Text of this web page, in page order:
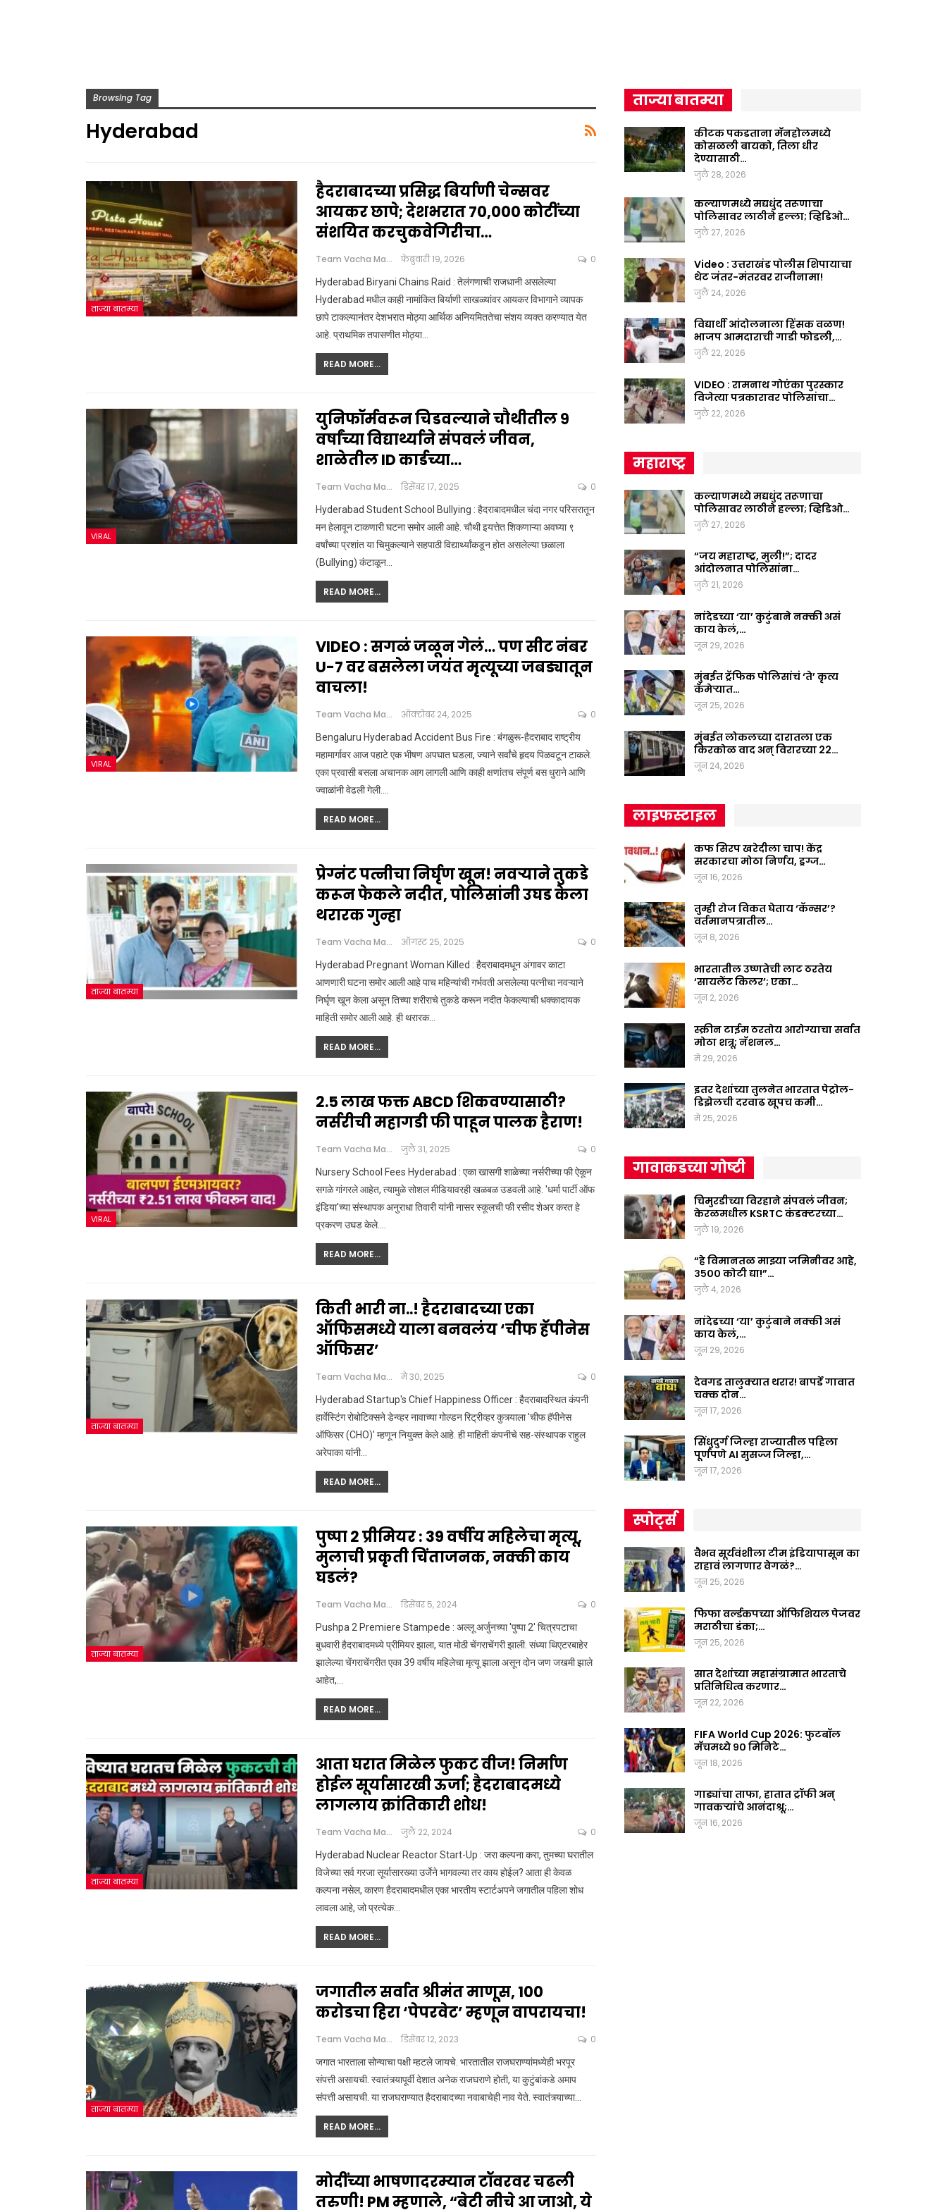
Browsing Tag
Hyderabad
ताज्या बातम्या
हैदराबादच्या प्रसिद्ध बिर्याणी चेन्सवर
आयकर छापे; देशभरात 70,000 कोटींच्या
संशयित करचुकवेगिरीचा…
Team Vacha Marathi फेब्रुवारी 19, 2026 0
Hyderabad Biryani Chains Raid : तेलंगणाची राजधानी असलेल्या
Hyderabad मधील काही नामांकित बिर्याणी साखळ्यांवर आयकर विभागाने व्यापक
छापे टाकल्यानंतर देशभरात मोठ्या आर्थिक अनियमिततेचा संशय व्यक्त करण्यात येत
आहे. प्राथमिक तपासणीत मोठ्या…
READ MORE...
VIRAL
युनिफॉर्मवरून चिडवल्याने चौथीतील ९
वर्षांच्या विद्यार्थ्याने संपवलं जीवन,
शाळेतील ID कार्डच्या…
Team Vacha Marathi डिसेंबर 17, 2025 0
Hyderabad Student School Bullying : हैदराबादमधील चंदा नगर परिसरातून
मन हेलावून टाकणारी घटना समोर आली आहे. चौथी इयत्तेत शिकणाऱ्या अवघ्या ९
वर्षांच्या प्रशांत या चिमुकल्याने सहपाठी विद्यार्थ्यांकडून होत असलेल्या छळाला
(Bullying) कंटाळून…
READ MORE...
VIRAL
VIDEO : सगळं जळून गेलं… पण सीट नंबर
U-7 वर बसलेला जयंत मृत्यूच्या जबड्यातून
वाचला!
Team Vacha Marathi ऑक्टोबर 24, 2025 0
Bengaluru Hyderabad Accident Bus Fire : बंगळुरू-हैदराबाद राष्ट्रीय
महामार्गावर आज पहाटे एक भीषण अपघात घडला, ज्याने सर्वांचे हृदय पिळवटून टाकले.
एका प्रवासी बसला अचानक आग लागली आणि काही क्षणांतच संपूर्ण बस धुराने आणि
ज्वाळांनी वेढली गेली.…
READ MORE...
ताज्या बातम्या
प्रेग्नंट पत्नीचा निर्घृण खून! नवऱ्याने तुकडे
करून फेकले नदीत, पोलिसांनी उघड केला
थरारक गुन्हा
Team Vacha Marathi ऑगस्ट 25, 2025 0
Hyderabad Pregnant Woman Killed : हैदराबादमधून अंगावर काटा
आणणारी घटना समोर आली आहे पाच महिन्यांची गर्भवती असलेल्या पत्नीचा नवऱ्याने
निर्घृण खून केला असून तिच्या शरीराचे तुकडे करून नदीत फेकल्याची धक्कादायक
माहिती समोर आली आहे. ही थरारक…
READ MORE...
VIRAL
2.5 लाख फक्त ABCD शिकवण्यासाठी?
नर्सरीची महागडी फी पाहून पालक हैराण!
Team Vacha Marathi जुलै 31, 2025 0
Nursery School Fees Hyderabad : एका खासगी शाळेच्या नर्सरीच्या फी ऐकून
सगळे गांगरले आहेत, त्यामुळे सोशल मीडियावरही खळबळ उडवली आहे. 'धर्मा पार्टी ऑफ
इंडिया'च्या संस्थापक अनुराधा तिवारी यांनी नासर स्कूलची फी रसीद शेअर करत हे
प्रकरण उघड केले.…
READ MORE...
ताज्या बातम्या
किती भारी ना..! हैदराबादच्या एका
ऑफिसमध्ये याला बनवलंय ‘चीफ हॅपीनेस
ऑफिसर’
Team Vacha Marathi मे 30, 2025 0
Hyderabad Startup's Chief Happiness Officer : हैदराबादस्थित कंपनी
हार्वेस्टिंग रोबोटिक्सने डेन्व्हर नावाच्या गोल्डन रिट्रीव्हर कुत्र्याला 'चीफ हॅपीनेस
ऑफिसर (CHO)' म्हणून नियुक्त केले आहे. ही माहिती कंपनीचे सह-संस्थापक राहुल
अरेपाका यांनी…
READ MORE...
ताज्या बातम्या
पुष्पा 2 प्रीमियर : 39 वर्षीय महिलेचा मृत्यू,
मुलाची प्रकृती चिंताजनक, नक्की काय
घडलं?
Team Vacha Marathi डिसेंबर 5, 2024 0
Pushpa 2 Premiere Stampede : अल्लू अर्जुनच्या 'पुष्पा 2' चित्रपटाचा
बुधवारी हैदराबादमध्ये प्रीमियर झाला, यात मोठी चेंगराचेंगरी झाली. संध्या थिएटरबाहेर
झालेल्या चेंगराचेंगरीत एका 39 वर्षीय महिलेचा मृत्यू झाला असून दोन जण जखमी झाले
आहेत,…
READ MORE...
ताज्या बातम्या
आता घरात मिळेल फुकट वीज! निर्माण
होईल सूर्यासारखी ऊर्जा; हैदराबादमध्ये
लागलाय क्रांतिकारी शोध!
Team Vacha Marathi जुलै 22, 2024 0
Hyderabad Nuclear Reactor Start-Up : जरा कल्पना करा, तुमच्या घरातील
विजेच्या सर्व गरजा सूर्यासारख्या उर्जेने भागवल्या तर काय होईल? आता ही केवळ
कल्पना नसेल, कारण हैदराबादमधील एका भारतीय स्टार्टअपने जगातील पहिला शोध
लावला आहे, जो प्रत्येक…
READ MORE...
ताज्या बातम्या
जगातील सर्वात श्रीमंत माणूस, 100
करोडचा हिरा ‘पेपरवेट’ म्हणून वापरायचा!
Team Vacha Marathi डिसेंबर 12, 2023 0
जगात भारताला सोन्याचा पक्षी म्हटले जायचे. भारतातील राजघराण्यांमध्येही भरपूर
संपत्ती असायची. स्वातंत्र्यापूर्वी देशात अनेक राजघराणे होती, या कुटुंबांकडे अमाप
संपत्ती असायची. या राजघराण्यात हैदराबादच्या नवाबाचेही नाव येते. स्वातंत्र्याच्या…
READ MORE...
मोदींच्या भाषणादरम्यान टॉवरवर चढली
तरुणी! PM म्हणाले, “बेटी नीचे आ जाओ, ये
ताज्या बातम्या
कीटक पकडताना मॅनहोलमध्ये
कोसळली बायको, तिला धीर
देण्यासाठी…
जुलै 28, 2026
कल्याणमध्ये मद्यधुंद तरूणाचा
पोलिसावर लाठीने हल्ला; व्हिडिओ…
जुलै 27, 2026
Video : उत्तराखंड पोलीस शिपायाचा
थेट जंतर-मंतरवर राजीनामा!
जुलै 24, 2026
विद्यार्थी आंदोलनाला हिंसक वळण!
भाजप आमदाराची गाडी फोडली,…
जुलै 22, 2026
VIDEO : रामनाथ गोएंका पुरस्कार
विजेत्या पत्रकारावर पोलिसांचा…
जुलै 22, 2026
महाराष्ट्र
कल्याणमध्ये मद्यधुंद तरूणाचा
पोलिसावर लाठीने हल्ला; व्हिडिओ…
जुलै 27, 2026
“जय महाराष्ट्र, मुली!”; दादर
आंदोलनात पोलिसांना…
जुलै 21, 2026
नांदेडच्या ‘या’ कुटुंबाने नक्की असं
काय केलं,…
जून 29, 2026
मुंबईत ट्रॅफिक पोलिसांचं ‘ते’ कृत्य
कॅमेऱ्यात…
जून 25, 2026
मुंबईत लोकलच्या दारातला एक
किरकोळ वाद अन् विरारच्या 22…
जून 24, 2026
लाइफस्टाइल
कफ सिरप खरेदीला चाप! केंद्र
सरकारचा मोठा निर्णय, ड्रग्ज…
जून 16, 2026
तुम्ही रोज विकत घेताय ‘कॅन्सर’?
वर्तमानपत्रातील…
जून 8, 2026
भारतातील उष्णतेची लाट ठरतेय
‘सायलेंट किलर’; एका…
जून 2, 2026
स्क्रीन टाईम ठरतोय आरोग्याचा सर्वात
मोठा शत्रू; नॅशनल…
मे 29, 2026
इतर देशांच्या तुलनेत भारतात पेट्रोल-
डिझेलची दरवाढ खूपच कमी…
मे 25, 2026
गावाकडच्या गोष्टी
चिमुरडीच्या विरहाने संपवलं जीवन;
केरळमधील KSRTC कंडक्टरच्या…
जुलै 19, 2026
“हे विमानतळ माझ्या जमिनीवर आहे,
३५०० कोटी द्या!”…
जुलै 4, 2026
नांदेडच्या ‘या’ कुटुंबाने नक्की असं
काय केलं,…
जून 29, 2026
देवगड तालुक्यात थरार! बापर्डे गावात
चक्क दोन…
जून 17, 2026
सिंधुदुर्ग जिल्हा राज्यातील पहिला
पूर्णपणे AI सुसज्ज जिल्हा,…
जून 17, 2026
स्पोर्ट्स
वैभव सूर्यवंशीला टीम इंडियापासून का
राहावं लागणार वेगळं?…
जून 25, 2026
फिफा वर्ल्डकपच्या ऑफिशियल पेजवर
मराठीचा डंका;…
जून 25, 2026
सात देशांच्या महासंग्रामात भारताचे
प्रतिनिधित्व करणार…
जून 22, 2026
FIFA World Cup 2026: फुटबॉल
मॅचमध्ये ९० मिनिटे…
जून 18, 2026
गाड्यांचा ताफा, हातात ट्रॉफी अन्
गावकऱ्यांचे आनंदाश्रू;…
जून 16, 2026